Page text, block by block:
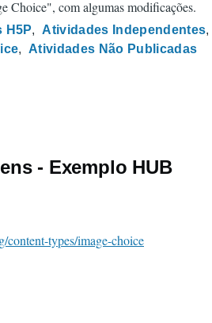
Choice", com algumas modificações.
H5P
Atividades Independentes
Atividades Não Publicadas
- Exemplo HUB
content-types/image-choice